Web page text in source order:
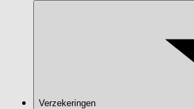
Verzekeringen